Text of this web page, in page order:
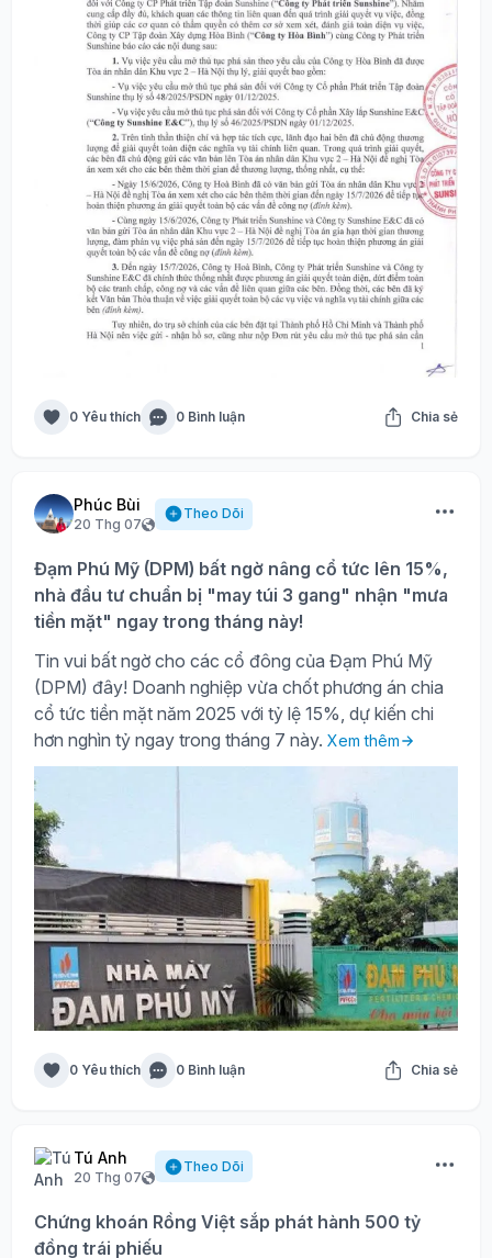
0 Yêu thích 0 Bình luận Chia sẻ
Phúc Bùi
20 Thg 07
Theo Dõi
Đạm Phú Mỹ (DPM) bất ngờ nâng cổ tức lên 15%,
nhà đầu tư chuẩn bị "may túi 3 gang" nhận "mưa
tiền mặt" ngay trong tháng này!
Tin vui bất ngờ cho các cổ đông của Đạm Phú Mỹ
(DPM) đây! Doanh nghiệp vừa chốt phương án chia
cổ tức tiền mặt năm 2025 với tỷ lệ 15%, dự kiến chi
hơn nghìn tỷ ngay trong tháng 7 này. Xem thêm
0 Yêu thích 0 Bình luận Chia sẻ
Tú Anh
20 Thg 07
Theo Dõi
Chứng khoán Rồng Việt sắp phát hành 500 tỷ
đồng trái phiếu